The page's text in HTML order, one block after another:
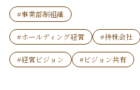
#事業部制組織
#ホールディング経営 #持株会社
#経営ビジョン #ビジョン共有